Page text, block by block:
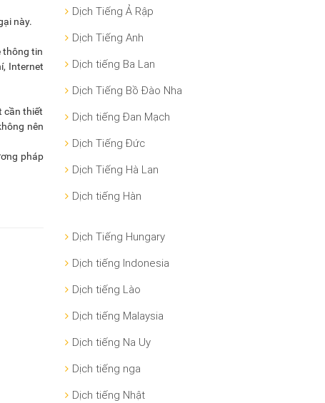
này.
thông tin
Internet
cần thiết
nên
pháp
Dịch Tiếng Ả Rập
Dịch Tiếng Anh
Dịch tiếng Ba Lan
Dịch Tiếng Bồ Đào Nha
Dịch tiếng Đan Mạch
Dịch Tiếng Đức
Dịch Tiếng Hà Lan
Dịch tiếng Hàn
Dịch Tiếng Hungary
Dịch tiếng Indonesia
Dịch tiếng Lào
Dịch tiếng Malaysia
Dịch tiếng Na Uy
Dịch tiếng nga
Dịch tiếng Nhật